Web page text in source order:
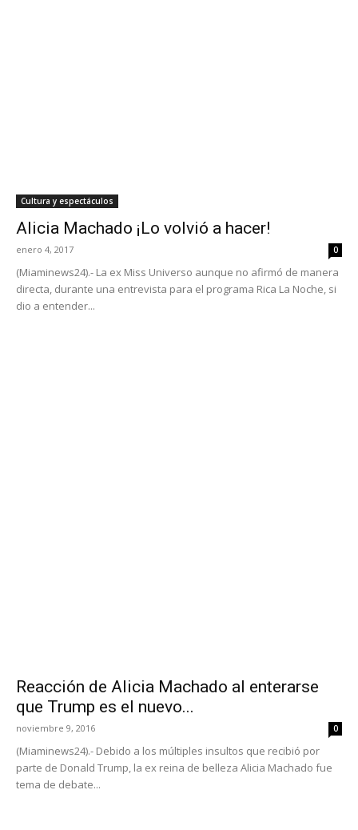
Cultura y espectáculos
Alicia Machado ¡Lo volvió a hacer!
enero 4, 2017 0
(Miaminews24).- La ex Miss Universo aunque no afirmó de manera
directa, durante una entrevista para el programa Rica La Noche, si
dio a entender...
Reacción de Alicia Machado al enterarse
que Trump es el nuevo...
noviembre 9, 2016 0
(Miaminews24).- Debido a los múltiples insultos que recibió por
parte de Donald Trump, la ex reina de belleza Alicia Machado fue
tema de debate...